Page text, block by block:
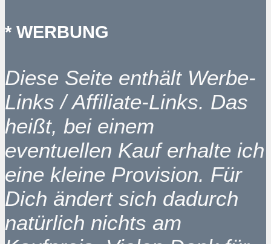
* WERBUNG
Diese Seite enthält Werbe-
Links / Affiliate-Links. Das
heißt, bei einem
eventuellen Kauf erhalte ich
eine kleine Provision. Für
Dich ändert sich dadurch
natürlich nichts am